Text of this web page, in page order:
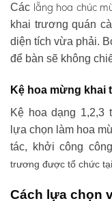
Các lẵng hoa chúc
khai trương quán
diện tích vừa phải.
để bàn sẽ không
Kệ hoa mừng khai
Kệ hoa dạng
lựa chọn làm hoa
tác, khởi công
trương được tổ chức
Cách lựa chọn